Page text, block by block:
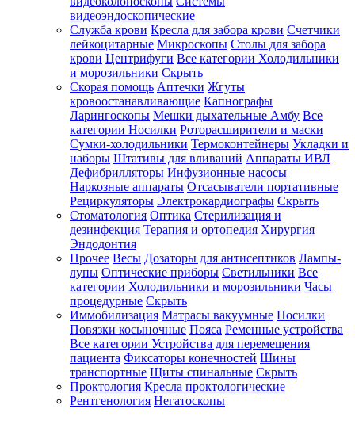
видеоэндоскопические
Служба крови Кресла для забора крови Счетчики
лейкоцитарные Микроскопы Столы для забора
крови Центрифуги Все категории Холодильники
и морозильники Скрыть
Скорая помощь Аптечки Жгуты
кровоостанавливающие Капнографы
Ларингоскопы Мешки дыхательные Амбу Все
категории Носилки Роторасширители и маски
Сумки-холодильники Термоконтейнеры Укладки и
наборы Штативы для вливаний Аппараты ИВЛ
Дефибрилляторы Инфузионные насосы
Наркозные аппараты Отсасыватели портативные
Рециркуляторы Электрокардиографы Скрыть
Стоматология Оптика Стерилизация и
дезинфекция Терапия и ортопедия Хирургия
Эндодонтия
Прочее Весы Дозаторы для антисептиков Лампы-
лупы Оптические приборы Светильники Все
категории Холодильники и морозильники Часы
процедурные Скрыть
Иммобилизация Матрасы вакуумные Носилки
Повязки косыночные Пояса Ременные устройства
Все категории Устройства для перемещения
пациента Фиксаторы конечностей Шины
транспортные Щиты спинальные Скрыть
Проктология Кресла проктологические
Рентгенология Негатоскопы